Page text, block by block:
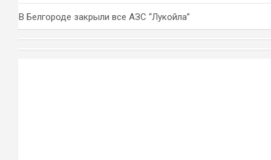
В Белгороде закрыли все АЗС “Лукойла”